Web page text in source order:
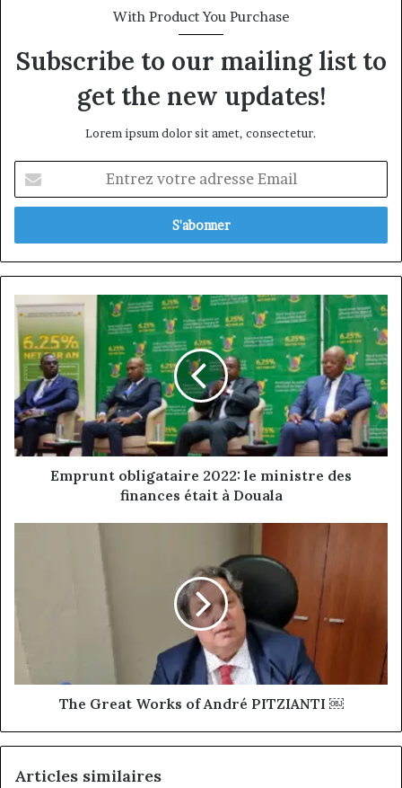
Norbert Ngniwake
With Product You Purchase
Subscribe to our mailing list to
get the new updates!
Lorem ipsum dolor sit amet, consectetur.
votre
adresse
Emprunt
obligataire
2022:
le
ministre
des
finances
était
à
DoualaEmprunt obligataire 2022: le ministre des
finances était à Douala
The Great Works of André PITZIANTI ￼
Articles similaires